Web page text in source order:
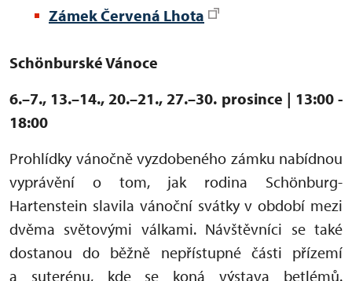
Zámek Červená Lhota
Schönburské Vánoce
6.–7., 13.–14., 20.–21., 27.–30. prosince | 13:00 -
18:00
Prohlídky vánočně vyzdobeného zámku nabídnou
vyprávění o tom, jak rodina Schönburg-
Hartenstein slavila vánoční svátky v období mezi
dvěma světovými válkami. Návštěvníci se také
dostanou do běžně nepřístupné části přízemí
a suterénu, kde se koná výstava betlémů.